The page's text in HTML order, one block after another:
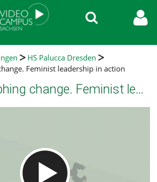
HS Palucca Dresden
Feminist leadership in action
Choreographing change. Feminist leadership in action